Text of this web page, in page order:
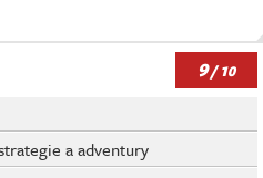
9/ 10
a adventury